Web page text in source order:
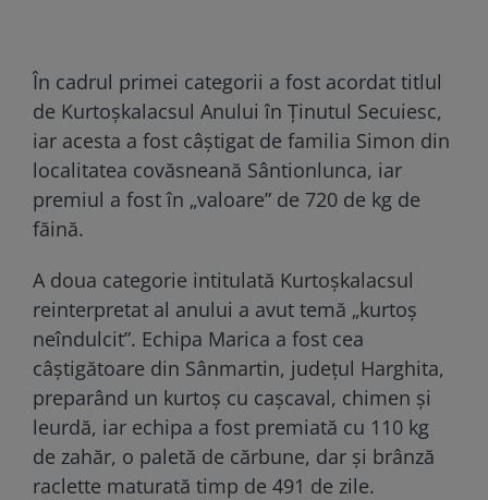
În cadrul primei categorii a fost acordat titlul
de Kurtoșkalacsul Anului în Ținutul Secuiesc,
iar acesta a fost câștigat de familia Simon din
localitatea covăsneană Sântionlunca, iar
premiul a fost în „valoare” de 720 de kg de
făină.
A doua categorie intitulată Kurtoșkalacsul
reinterpretat al anului a avut temă „kurtoș
neîndulcit”. Echipa Marica a fost cea
câștigătoare din Sânmartin, județul Harghita,
preparând un kurtoș cu cașcaval, chimen și
leurdă, iar echipa a fost premiată cu 110 kg
de zahăr, o paletă de cărbune, dar și brânză
raclette maturată timp de 491 de zile.